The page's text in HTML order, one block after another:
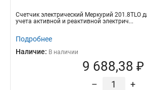
Счетчик электрический Меркурий 201.8TLO
учета активной и реактивной электрич...
Подробнее
Наличие: В наличии
9 688,38 ₽
– +